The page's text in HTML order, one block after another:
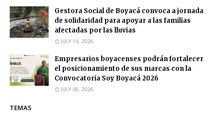
Gestora Social de Boyacá convoca a jornada
de solidaridad para apoyar a las familias
afectadas por las lluvias
JULY 14, 2026
Empresarios boyacenses podrán fortalecer
el posicionamiento de sus marcas con la
Convocatoria Soy Boyacá 2026
JULY 08, 2026
TEMAS